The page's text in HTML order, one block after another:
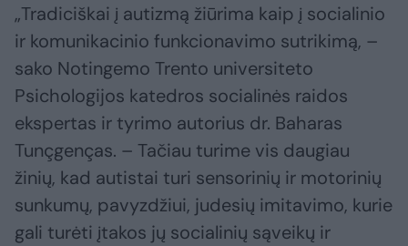
„Tradiciškai į autizmą žiūrima kaip į socialinio
ir komunikacinio funkcionavimo sutrikimą, –
sako Notingemo Trento universiteto
Psichologijos katedros socialinės raidos
ekspertas ir tyrimo autorius dr. Baharas
Tunçgenças. – Tačiau turime vis daugiau
žinių, kad autistai turi sensorinių ir motorinių
sunkumų, pavyzdžiui, judesių imitavimo, kurie
gali turėti įtakos jų socialinių sąveikų ir